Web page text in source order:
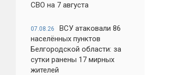
СВО на 7 августа
07.08.26
ВСУ атаковали 86
населённых пунктов
Белгородской области: за
сутки ранены 17 мирных
жителей